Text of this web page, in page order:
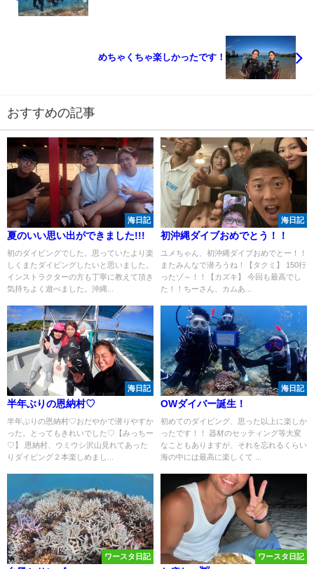
めちゃくちゃ楽しかったです！
おすすめの記事
海日記
夏のいい思い出ができました!!!
初のダイビングでした。思っていたより楽
しくまたダイビングしたいと思いました。
インストラクターの方も丁寧に教えて頂き
気持ちよく遊べました。沖縄...
海日記
初沖縄ダイブおめでとう！！
ユメちゃん、初沖縄ダイブおめでとー！！
またみんなで潜ろうね！【タクミ】 150行
ったゾ～！！【カズキ】 今回も最高でし
た！！ちーさん、カムあ...
海日記
半年ぶりの恩納村♡
半年ぶりの恩納村♡おだやかで潜りやすか
った。とってもきれいでした♡【みっちー
♡】 恩納村、ウミウシ沢山見れてあった
りダイビング２本楽しめまし...
海日記
OWダイバー誕生！
初めてのダイビング、思った以上に楽しか
ったです！！ 器材のセッティング等大変
なこともありますが、それを忘れるくらい
海の中には最高に楽しくて ...
ワースタ日記 ワースタ日記